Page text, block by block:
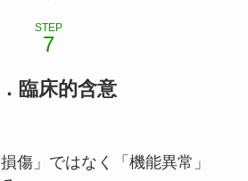
STEP
臨床的含意
傷」ではなく「機能異常」